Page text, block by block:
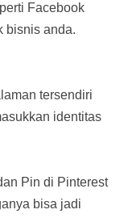
Facebook
bisnis anda.
tersendiri
identitas
Pin di Pinterest
bisa jadi